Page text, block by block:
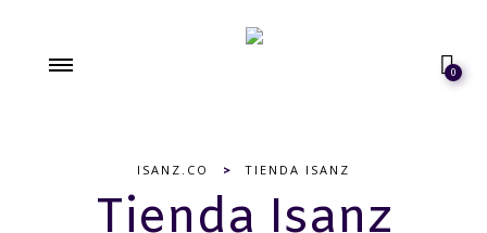
0
ISANZ.CO > TIENDA ISANZ
Tienda Isanz